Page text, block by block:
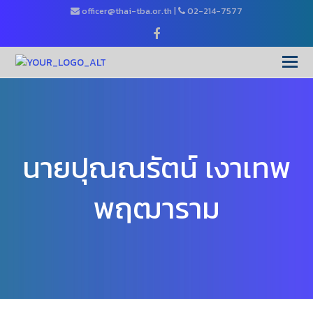
officer@thai-tba.or.th | 02-214-7577
นายปุณณรัตน์ เงาเทพ
พฤฒาราม